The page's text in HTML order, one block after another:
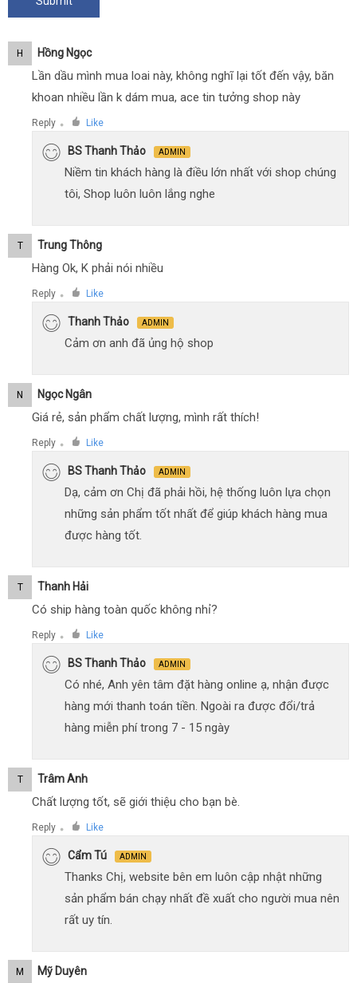
H Hồng Ngọc
Lần dầu mình mua loai này, không nghĩ lại tốt đến vậy, băn
khoan nhiều lần k dám mua, ace tin tưởng shop này
Reply ● Like
BS Thanh Thảo ADMIN
Niềm tin khách hàng là điều lớn nhất với shop chúng
tôi, Shop luôn luôn lắng nghe
T Trung Thông
Hàng Ok, K phải nói nhiều
Reply ● Like
Thanh Thảo ADMIN
Cảm ơn anh đã ủng hộ shop
N Ngọc Ngân
Giá rẻ, sản phẩm chất lượng, mình rất thích!
Reply ● Like
BS Thanh Thảo ADMIN
Dạ, cảm ơn Chị đã phải hồi, hệ thống luôn lựa chọn
những sản phẩm tốt nhất để giúp khách hàng mua
được hàng tốt.
T Thanh Hải
Có ship hàng toàn quốc không nhỉ?
Reply ● Like
BS Thanh Thảo ADMIN
Có nhé, Anh yên tâm đặt hàng online ạ, nhận được
hàng mới thanh toán tiền. Ngoài ra được đổi/trả
hàng miễn phí trong 7 - 15 ngày
T Trâm Anh
Chất lượng tốt, sẽ giới thiệu cho bạn bè.
Reply ● Like
Cẩm Tú ADMIN
Thanks Chị, website bên em luôn cập nhật những
sản phẩm bán chạy nhất đề xuất cho người mua nên
rất uy tín.
M Mỹ Duyên